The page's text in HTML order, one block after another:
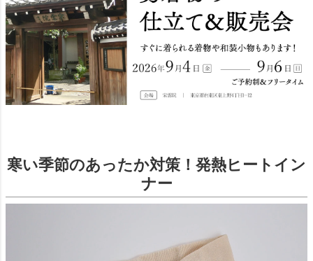
寒い季節のあったか対策！発熱ヒートイン
ナー